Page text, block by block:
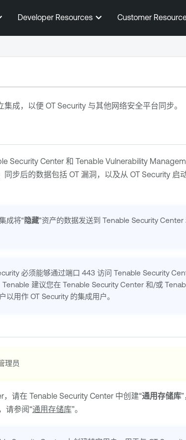
跳到主内容
Developer Resources Customer
集成，以便 OT Security与其他网络安全平台同步。
Security Center和 Tenable Vulnerability
步后的数据包括 OT 漏洞，以及从 OT Security启
成将“隐藏”资产的数据发送到Tenable Security Center
必须能够通过端口 443 访问Tenable Security
Tenable 建议您在Tenable Security Center 和/或
以用作OT Security的集成用户。
理员
，请在 Tenable Security Center中创建“通用存储库
请参阅“通用存储库”。